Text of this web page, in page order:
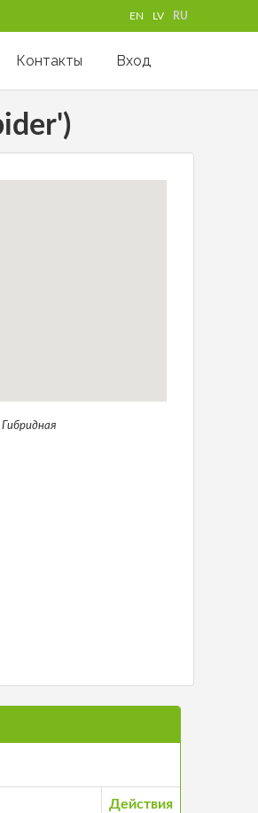
EN LV RU
Контакты Вход
Гибридная
Действия